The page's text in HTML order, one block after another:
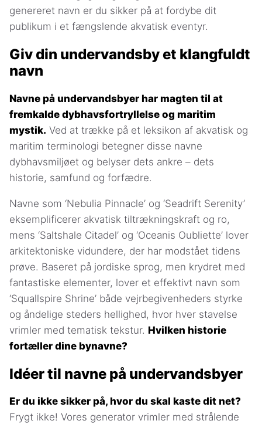
genereret navn er du sikker på at fordybe dit
publikum i et fængslende akvatisk eventyr.
Giv din undervandsby et klangfuldt
navn
Navne på undervandsbyer har magten til at
fremkalde dybhavsfortryllelse og maritim
mystik. Ved at trække på et leksikon af akvatisk og
maritim terminologi betegner disse navne
dybhavsmiljøet og belyser dets ankre – dets
historie, samfund og forfædre.
Navne som ‘Nebulia Pinnacle’ og ‘Seadrift Serenity’
eksemplificerer akvatisk tiltrækningskraft og ro,
mens ‘Saltshale Citadel’ og ‘Oceanis Oubliette’ lover
arkitektoniske vidundere, der har modstået tidens
prøve. Baseret på jordiske sprog, men krydret med
fantastiske elementer, lover et effektivt navn som
‘Squallspire Shrine’ både vejrbegivenheders styrke
og åndelige steders hellighed, hvor hver stavelse
vrimler med tematisk tekstur. Hvilken historie
fortæller dine bynavne?
Idéer til navne på undervandsbyer
Er du ikke sikker på, hvor du skal kaste dit net?
Frygt ikke! Vores generator vrimler med strålende